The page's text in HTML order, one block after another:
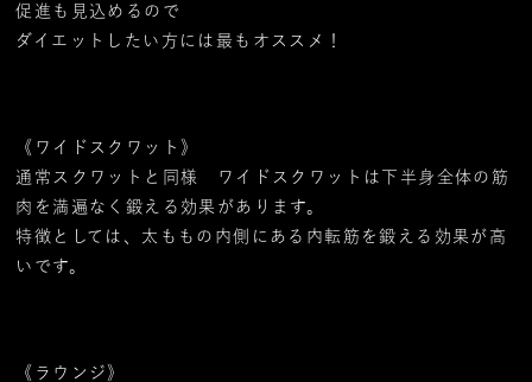
促進も見込めるので
ダイエットしたい方には最もオススメ！
《ワイドスクワット》
通常スクワットと同様 ワイドスクワットは下半身全体の筋
肉を満遍なく鍛える効果があります。
特徴としては、太ももの内側にある内転筋を鍛える効果が高
いです。
《ラウンジ》